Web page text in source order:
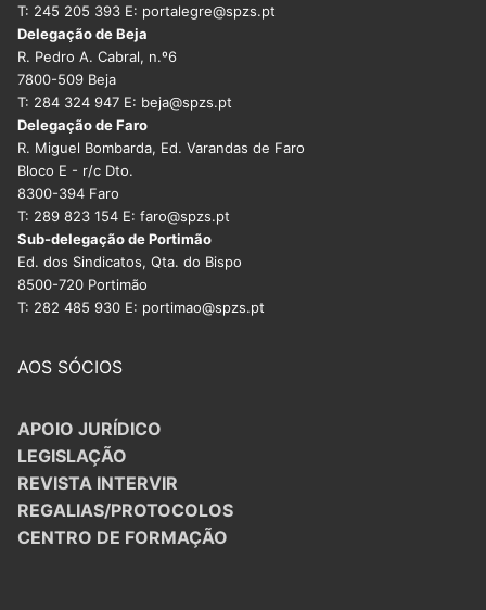
T: 245 205 393 E: portalegre@spzs.pt
Delegação de Beja
R. Pedro A. Cabral, n.º6
7800-509 Beja
T: 284 324 947 E: beja@spzs.pt
Delegação de Faro
R. Miguel Bombarda, Ed. Varandas de Faro
Bloco E - r/c Dto.
8300-394 Faro
T: 289 823 154 E: faro@spzs.pt
Sub-delegação de Portimão
Ed. dos Sindicatos, Qta. do Bispo
8500-720 Portimão
T: 282 485 930 E: portimao@spzs.pt
AOS SÓCIOS
APOIO JURÍDICO
LEGISLAÇÃO
REVISTA INTERVIR
REGALIAS/PROTOCOLOS
CENTRO DE FORMAÇÃO